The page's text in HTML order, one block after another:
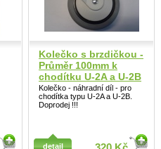
Kolečko s brzdičkou -
Průměr 100mm k
chodítku U-2A a U-2B
Kolečko - náhradní díl - pro
chodítka typu U-2A a U-2B.
Doprodej !!!
detail